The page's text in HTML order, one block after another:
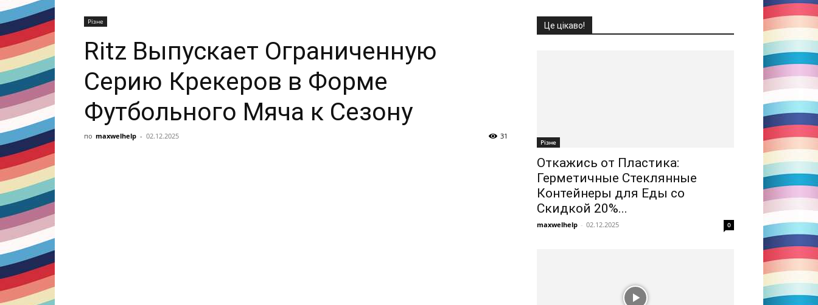
Різне
Ritz Выпускает Ограниченную
Серию Крекеров в Форме
Футбольного Мяча к Сезону
по maxwelhelp - 02.12.2025 31
Це цікаво!
Різне
Откажись от Пластика:
Герметичные Стеклянные
Контейнеры для Еды со
Скидкой 20%...
maxwelhelp - 02.12.2025 0